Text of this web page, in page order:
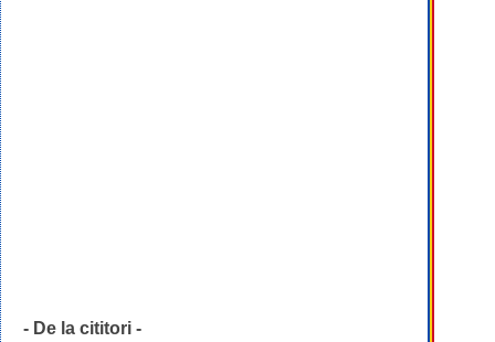
- De la cititori -